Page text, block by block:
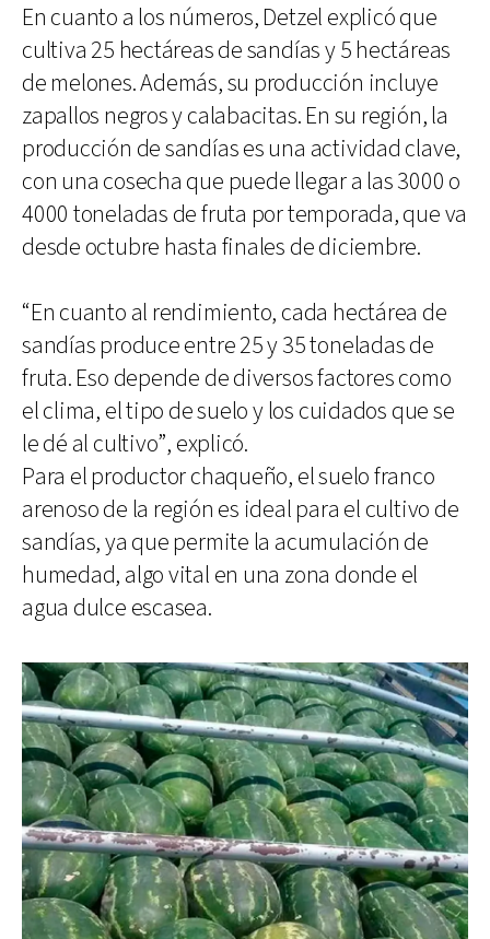
En cuanto a los números, Detzel explicó que
cultiva 25 hectáreas de sandías y 5 hectáreas
de melones. Además, su producción incluye
zapallos negros y calabacitas. En su región, la
producción de sandías es una actividad clave,
con una cosecha que puede llegar a las 3000 o
4000 toneladas de fruta por temporada, que va
desde octubre hasta finales de diciembre.
“En cuanto al rendimiento, cada hectárea de
sandías produce entre 25 y 35 toneladas de
fruta. Eso depende de diversos factores como
el clima, el tipo de suelo y los cuidados que se
le dé al cultivo”, explicó.
Para el productor chaqueño, el suelo franco
arenoso de la región es ideal para el cultivo de
sandías, ya que permite la acumulación de
humedad, algo vital en una zona donde el
agua dulce escasea.